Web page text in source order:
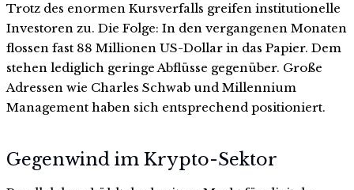
Trotz des enormen Kursverfalls greifen institutionelle
Investoren zu. Die Folge: In den vergangenen Monaten
flossen fast 88 Millionen US-Dollar in das Papier. Dem
stehen lediglich geringe Abflüsse gegenüber. Große
Adressen wie Charles Schwab und Millennium
Management haben sich entsprechend positioniert.
Gegenwind im Krypto-Sektor